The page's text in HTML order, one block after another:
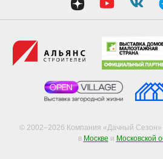
© 2002–2026 Компания «Дачный
в Москве и Московской